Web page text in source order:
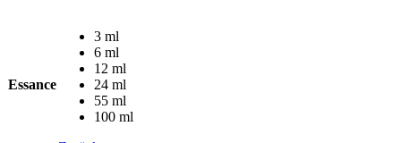
Essance
3 ml
6 ml
12 ml
24 ml
55 ml
100 ml